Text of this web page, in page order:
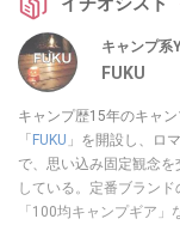
キャンプ
FUKU
キャンプ歴15年のキャ
「 FUKU 」を開設し、ロ
で、思い込み固定観念
している。定番ブラン
「100均キャンプギア」